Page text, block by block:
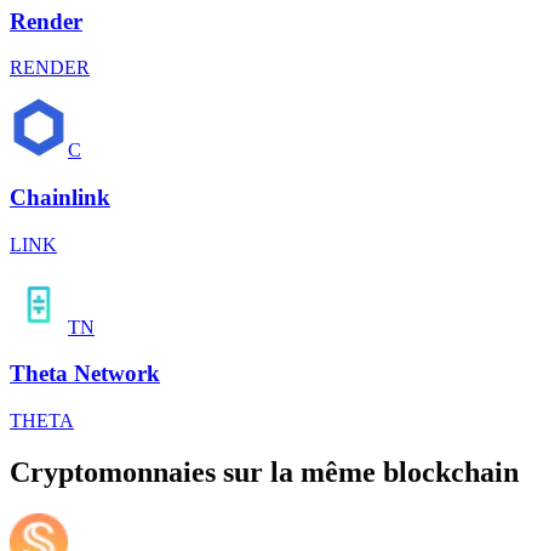
Render
RENDER
C
Chainlink
LINK
TN
Theta Network
THETA
Cryptomonnaies sur la même blockchain